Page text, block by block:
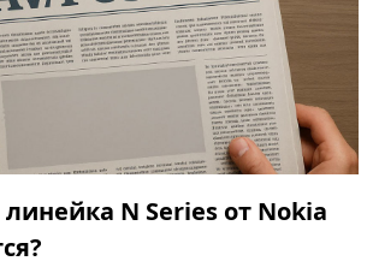
N Series от Nokia